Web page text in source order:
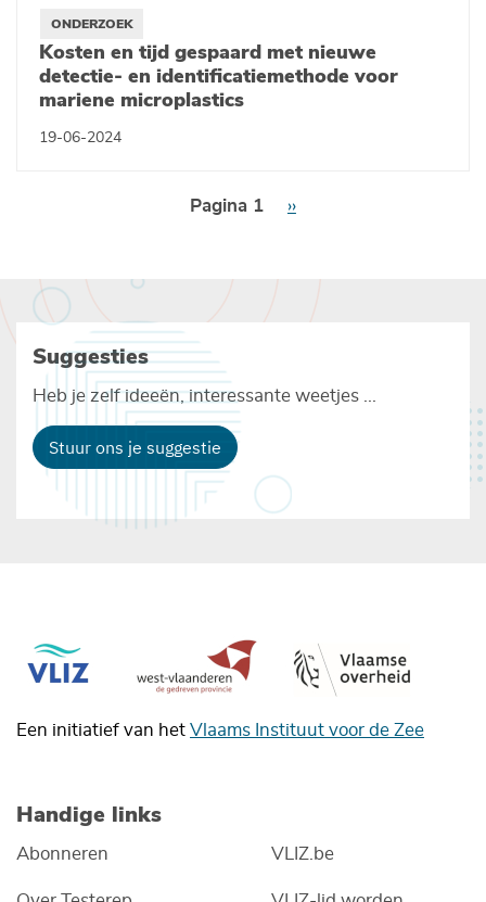
ONDERZOEK
Kosten en tijd gespaard met nieuwe
detectie- en identificatiemethode voor
mariene microplastics
19-06-2024
Pagina 1
Volgende
››
Suggesties
Heb je zelf ideeën, interessante weetjes ...
Stuur ons je suggestie
Een initiatief van het Vlaams Instituut voor de Zee
Handige links
Abonneren VLIZ.be